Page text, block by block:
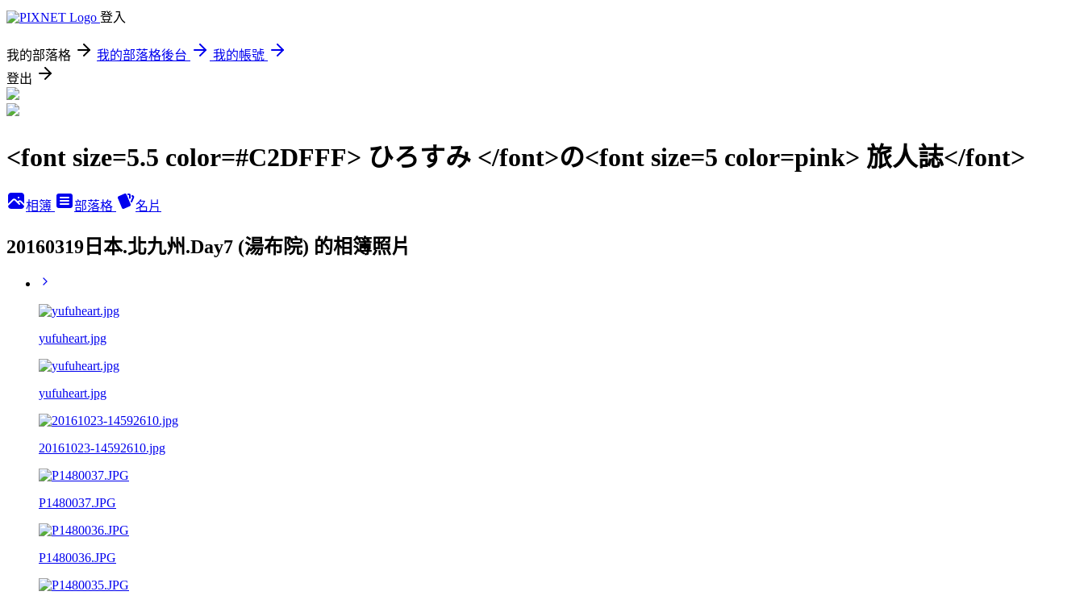
登入
我的部落格 我的部落格後台
我的帳號
登出
<font size=5.5 color=#C2DFFF> ひろすみ </font>の<font size=5 color=pink> 旅人誌</font>
相簿 部落格 名片
20160319日本.北九州.Day7 (湯布院) 的相簿照片
yufuheart.jpg
yufuheart.jpg
20161023-14592610.jpg
P1480037.JPG
P1480036.JPG